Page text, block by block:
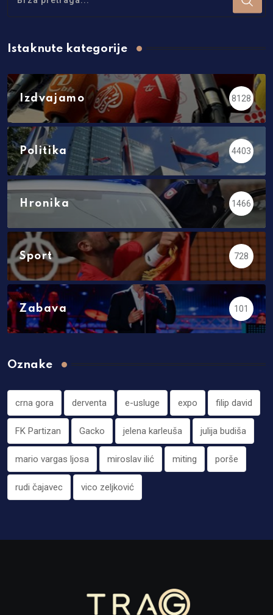
Istaknute kategorije
Izdvajamo 8128
Politika 4403
Hronika 1466
Sport 728
Zabava 101
Oznake
crna gora derventa e-usluge expo filip david
FK Partizan Gacko jelena karleuša julija budiša
mario vargas ljosa miroslav ilić miting porše
rudi čajavec vico zeljković